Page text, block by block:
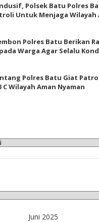
Polsek Batu Polres
Untuk Menjaga Wilayah
Polres Batu Berikan
Warga Agar Selalu
Polres Batu Giat
Wilayah Aman Nyaman
Juni 2025